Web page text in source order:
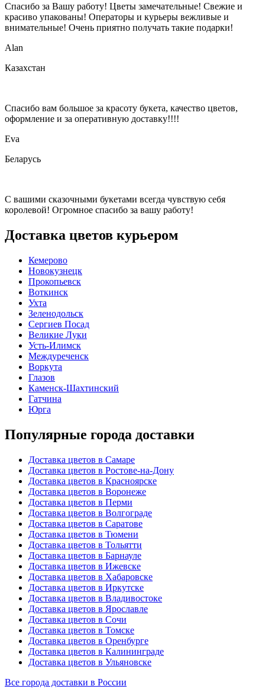
Спасибо за Вашу работу! Цветы замечательные! Свежие и
красиво упакованы! Операторы и курьеры вежливые и
внимательные! Очень приятно получать такие подарки!
Alan
Казахстан
Спасибо вам большое за красоту букета, качество цветов,
оформление и за оперативную доставку!!!!
Eva
Беларусь
С вашими сказочными букетами всегда чувствую себя
королевой! Огромное спасибо за вашу работу!
Доставка цветов курьером
Кемерово
Новокузнецк
Прокопьевск
Воткинск
Ухта
Зеленодольск
Сергиев Посад
Великие Луки
Усть-Илимск
Междуреченск
Воркута
Глазов
Каменск-Шахтинский
Гатчина
Юрга
Популярные города доставки
Доставка цветов в Самаре
Доставка цветов в Ростове-на-Дону
Доставка цветов в Красноярске
Доставка цветов в Воронеже
Доставка цветов в Перми
Доставка цветов в Волгограде
Доставка цветов в Саратове
Доставка цветов в Тюмени
Доставка цветов в Тольятти
Доставка цветов в Барнауле
Доставка цветов в Ижевске
Доставка цветов в Хабаровске
Доставка цветов в Иркутске
Доставка цветов в Владивостоке
Доставка цветов в Ярославле
Доставка цветов в Сочи
Доставка цветов в Томске
Доставка цветов в Оренбурге
Доставка цветов в Калининграде
Доставка цветов в Ульяновске
Все города доставки в России